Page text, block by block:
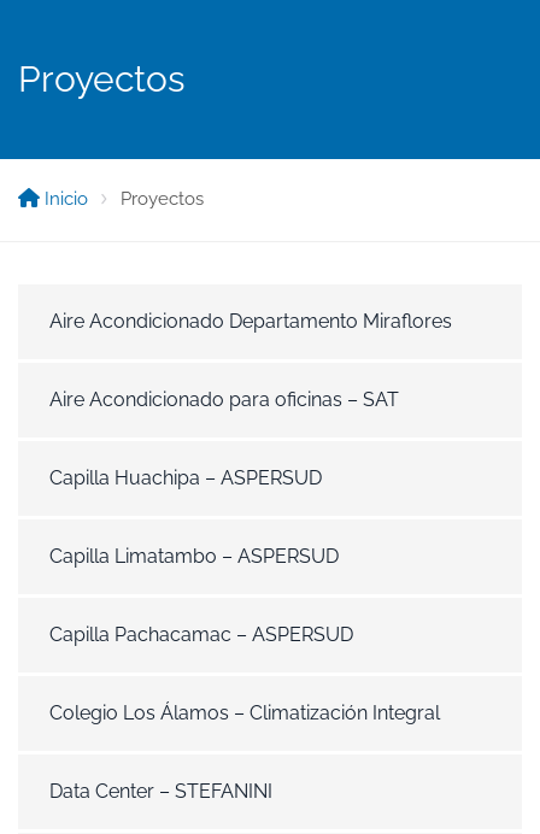
Proyectos
Inicio Proyectos
Aire Acondicionado Departamento Miraflores
Aire Acondicionado para oficinas – SAT
Capilla Huachipa – ASPERSUD
Capilla Limatambo – ASPERSUD
Capilla Pachacamac – ASPERSUD
Colegio Los Álamos – Climatización Integral
Data Center – STEFANINI